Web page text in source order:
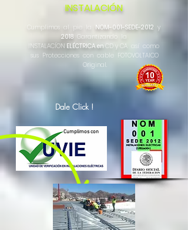
INSTALACIÓN
Cumplimos al pie la NOM-001-SEDE-2012 y
2018Garantizando la
INSTALACÍON ELÉCTRICA en CD y CA
así como
sus Protecciones con cable FOTOVOLTAICO
Original.
Dale Click !
Cumplimos con